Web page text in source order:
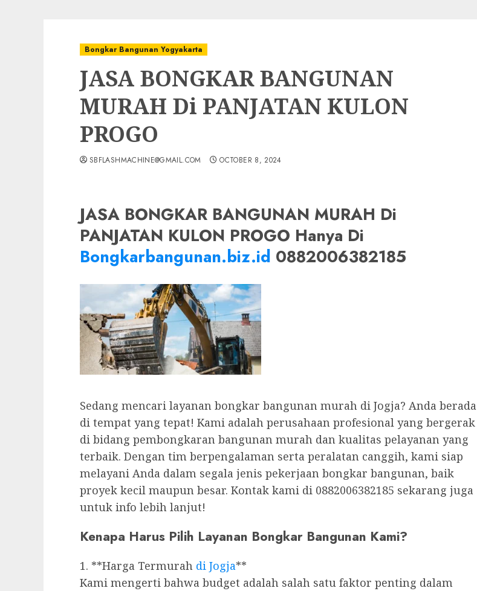
Bongkar Bangunan Yogyakarta
JASA BONGKAR BANGUNAN
MURAH Di PANJATAN KULON
PROGO
SBFLASHMACHINE@GMAIL.COM OCTOBER 8, 2024
JASA BONGKAR BANGUNAN MURAH Di
PANJATAN KULON PROGO Hanya Di
Bongkarbangunan.biz.id 0882006382185
Sedang mencari layanan bongkar bangunan murah di Jogja? Anda berada
di tempat yang tepat! Kami adalah perusahaan profesional yang bergerak
di bidang pembongkaran bangunan murah dan kualitas pelayanan yang
terbaik. Dengan tim berpengalaman serta peralatan canggih, kami siap
melayani Anda dalam segala jenis pekerjaan bongkar bangunan, baik
proyek kecil maupun besar. Kontak kami di 0882006382185 sekarang juga
untuk info lebih lanjut!
Kenapa Harus Pilih Layanan Bongkar Bangunan Kami?
1. **Harga Termurah di Jogja**
Kami mengerti bahwa budget adalah salah satu faktor penting dalam